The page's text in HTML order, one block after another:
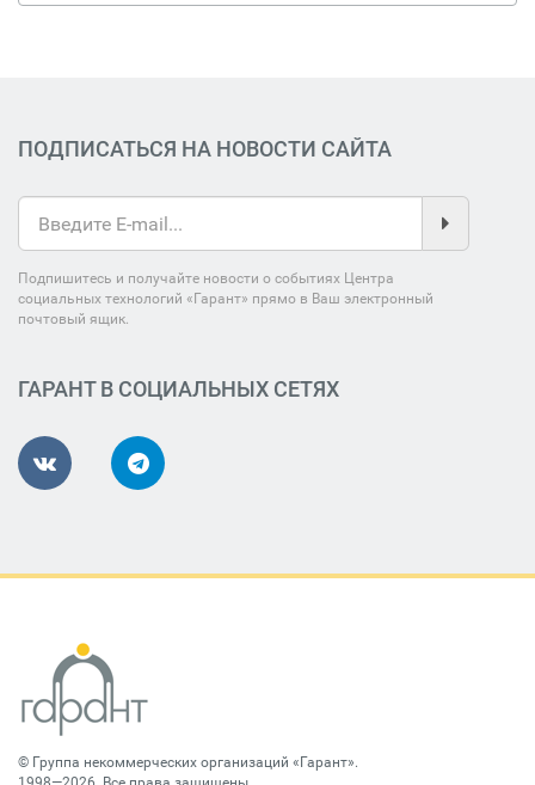
ПОДПИСАТЬСЯ НА НОВОСТИ САЙТА
Подпишитесь и получайте новости о событиях Центра
социальных технологий «Гарант» прямо в Ваш электронный
почтовый ящик.
ГАРАНТ В СОЦИАЛЬНЫХ СЕТЯХ
© Группа некоммерческих организаций «Гарант».